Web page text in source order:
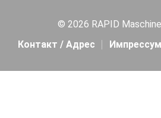
© 2026 RAPID
Контакт / Адрес
Импрессум